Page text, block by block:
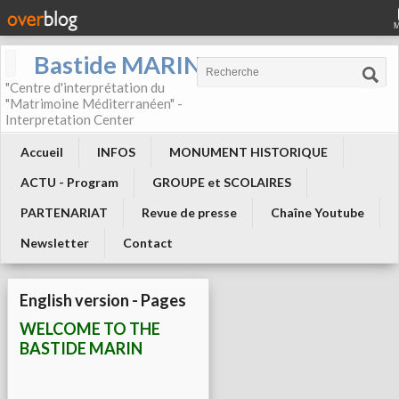
Bastide MARIN
"Centre d'interprétation du
"Matrimoine Méditerranéen" -
Interpretation Center
Accueil INFOS
MONUMENT HISTORIQUE
ACTU - Program
GROUPE et SCOLAIRES
PARTENARIAT
Revue de presse
Chaîne Youtube
Newsletter
Contact
English version - Pages
WELCOME TO THE
BASTIDE MARIN